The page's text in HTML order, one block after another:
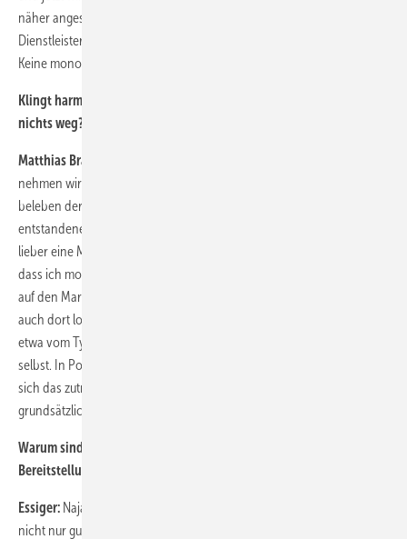
näher angeschaut. Aber sicherlich waren die herstellerunabhängigen
Dienstleister ein Faktor.
Keine monopolistischen Strukturen
Klingt harmonisch. Dann nehmen Sie sich in Wirklichkeit also
nichts weg?
Matthias Brandt, Vorstand Deutsche Windtechnik:
nehmen wir vom Bestandsgeschäft der Hersteller etwas weg. Aber wir
beleben deren Geschäft auch, weil der Kunde sich durch die mit uns
entstandenen Alternativen ermutigt fühlt. Der sagt dann: Ich kaufe
lieber eine Mühle, bei der ich im Service auch Alternativen habe, als
dass ich monopolistischen Strukturen ausgesetzt bin. Das trifft nicht
auf den Marktführer zu: Enercon hat da einiges richtig gemacht. Aber
auch dort lohnt sich ein näherer Blick: Je nachdem, wo die Anlagen
etwa vom Typ E70 aufgebaut sind, wartet sie Enercon eben nicht
selbst. In Polen, Litauen oder Finnland machen das Unabhängige, die
sich das zutrauen. Daran sieht man, dass sich Servicedienstleister
grundsätzlich in jede Anlage einarbeiten können.
Warum sind dann die Hersteller nicht offener, wenn es um die
Bereitstellung ihrer Wartungsanleitungen geht?
Essiger: Naja. Trotz allem ist es ja ein Konkurrenzgeschäft und wir sind
nicht nur gute Freunde. Um die Wartungsaufträge wird auch gekämpft,